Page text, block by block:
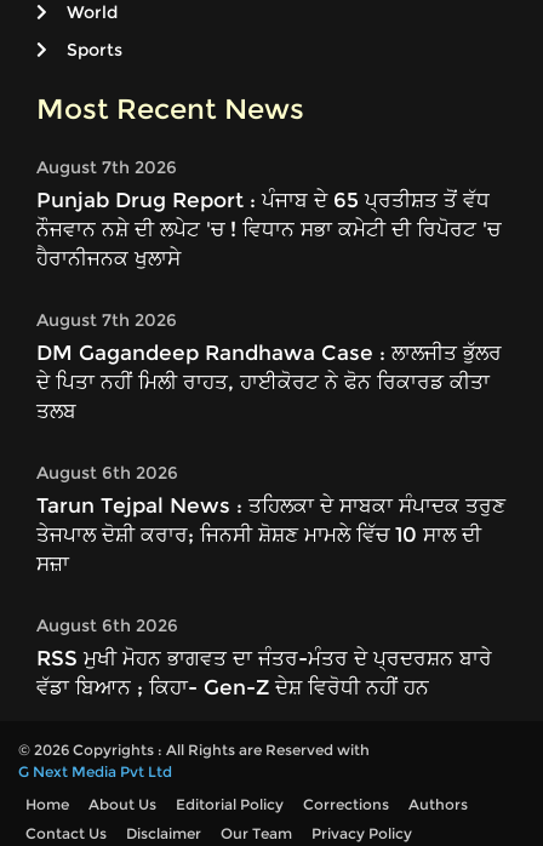
World
Sports
Most Recent News
August 7th 2026
Punjab Drug Report : ਪੰਜਾਬ ਦੇ 65 ਪ੍ਰਤੀਸ਼ਤ ਤੋਂ ਵੱਧ
ਨੌਜਵਾਨ ਨਸ਼ੇ ਦੀ ਲਪੇਟ 'ਚ ! ਵਿਧਾਨ ਸਭਾ ਕਮੇਟੀ ਦੀ ਰਿਪੋਰਟ 'ਚ
ਹੈਰਾਨੀਜਨਕ ਖੁਲਾਸੇ
August 7th 2026
DM Gagandeep Randhawa Case : ਲਾਲਜੀਤ ਭੁੱਲਰ
ਦੇ ਪਿਤਾ ਨਹੀਂ ਮਿਲੀ ਰਾਹਤ, ਹਾਈਕੋਰਟ ਨੇ ਫੋਨ ਰਿਕਾਰਡ ਕੀਤਾ
ਤਲਬ
August 6th 2026
Tarun Tejpal News : ਤਹਿਲਕਾ ਦੇ ਸਾਬਕਾ ਸੰਪਾਦਕ ਤਰੁਣ
ਤੇਜਪਾਲ ਦੋਸ਼ੀ ਕਰਾਰ; ਜਿਨਸੀ ਸ਼ੋਸ਼ਣ ਮਾਮਲੇ ਵਿੱਚ 10 ਸਾਲ ਦੀ
ਸਜ਼ਾ
August 6th 2026
RSS ਮੁਖੀ ਮੋਹਨ ਭਾਗਵਤ ਦਾ ਜੰਤਰ-ਮੰਤਰ ਦੇ ਪ੍ਰਦਰਸ਼ਨ ਬਾਰੇ
ਵੱਡਾ ਬਿਆਨ ; ਕਿਹਾ- Gen-Z ਦੇਸ਼ ਵਿਰੋਧੀ ਨਹੀਂ ਹਨ
© 2026 Copyrights : All Rights are Reserved with
G Next Media Pvt Ltd
Home
About Us Editorial Policy Corrections
Authors
Contact Us
Disclaimer Our Team Privacy Policy